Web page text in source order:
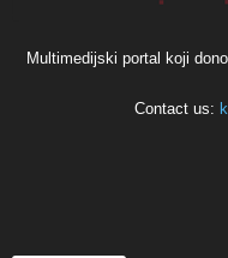
Multimedijski portal koji
Contact us: